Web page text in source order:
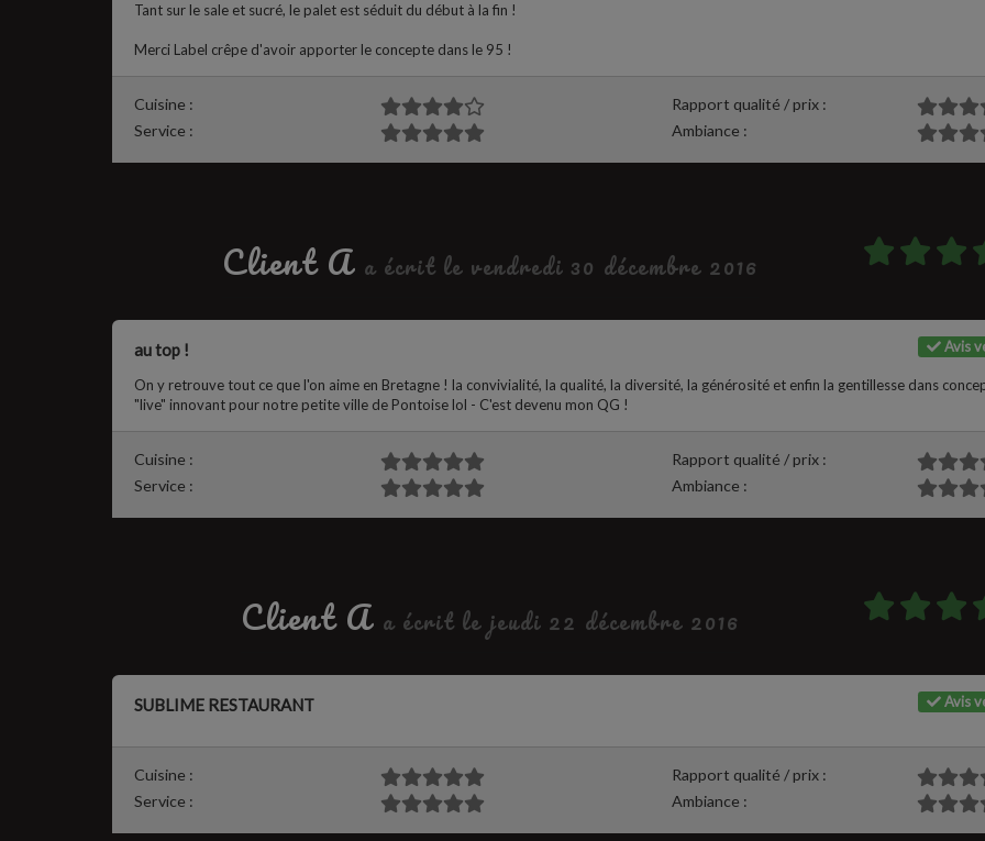
Tant sur le sale et sucré, le palet est séduit du début à la fin !
Merci Label crêpe d'avoir apporter le concepte dans le 95 !
Cuisine :
Rapport qualité / prix :
Service :
Ambiance :
Client A a écrit le vendredi 30 décembre 2016
Avis
au top !
On y retrouve tout ce que l'on aime en Bretagne ! la convivialité, la qualité, la diversité, la générosité et enfin la gentillesse dans
"live" innovant pour notre petite ville de Pontoise lol - C'est devenu mon QG !
Cuisine :
Rapport qualité / prix :
Service :
Ambiance :
Client A a écrit le jeudi 22 décembre 2016
Avis
SUBLIME RESTAURANT
Cuisine :
Rapport qualité / prix :
Service :
Ambiance :